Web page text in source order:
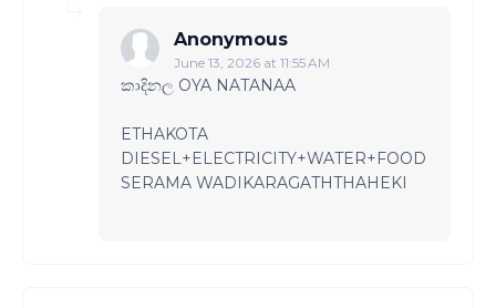
Anonymous
June 13, 2026 at 11:55 AM
කාදිනල OYA NATANAA
ETHAKOTA
DIESEL+ELECTRICITY+WATER+FOOD
SERAMA WADIKARAGATHTHAHEKI